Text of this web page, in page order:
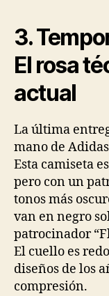
3.
El rosa
actual
La última
mano de
Esta camiseta
pero con un
tonos más
van en negro
patrocinador
El cuello es
diseños de los
compresión.